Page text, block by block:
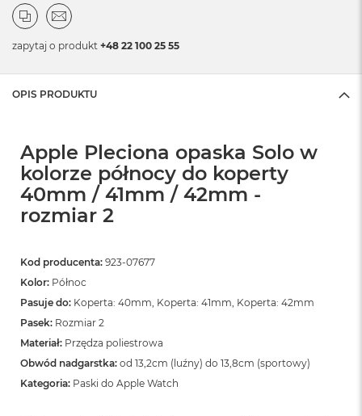
zapytaj o produkt +48 22 100 25 55
OPIS PRODUKTU
Apple Pleciona opaska Solo w
kolorze północy do koperty
40mm / 41mm / 42mm -
rozmiar 2
Kod producenta: 923-07677
Kolor: Północ
Pasuje do: Koperta: 40mm, Koperta: 41mm, Koperta: 42mm
Pasek: Rozmiar 2
Materiał: Przędza poliestrowa
Obwód nadgarstka: od 13,2cm (luźny) do 13,8cm (sportowy)
Kategoria: Paski do Apple Watch